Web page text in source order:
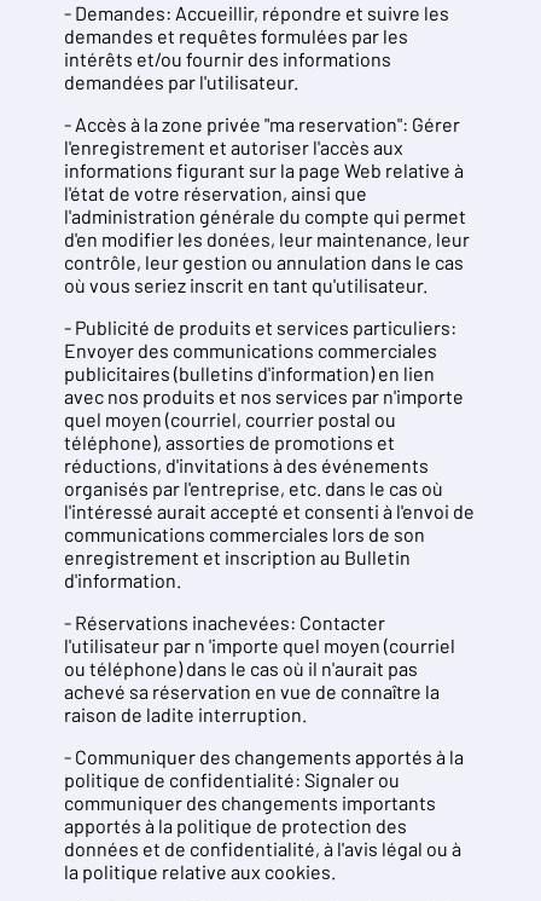
- Demandes: Accueillir, répondre et suivre les
demandes et requêtes formulées par les
intérêts et/ou fournir des informations
demandées par l'utilisateur.
- Accès à la zone privée "ma reservation": Gérer
l'enregistrement et autoriser l'accès aux
informations figurant sur la page Web relative à
l'état de votre réservation, ainsi que
l'administration générale du compte qui permet
d'en modifier les donées, leur maintenance, leur
contrôle, leur gestion ou annulation dans le cas
où vous seriez inscrit en tant qu'utilisateur.
- Publicité de produits et services particuliers:
Envoyer des communications commerciales
publicitaires (bulletins d'information) en lien
avec nos produits et nos services par n'importe
quel moyen (courriel, courrier postal ou
téléphone), assorties de promotions et
réductions, d'invitations à des événements
organisés par l'entreprise, etc. dans le cas où
l'intéressé aurait accepté et consenti à l'envoi de
communications commerciales lors de son
enregistrement et inscription au Bulletin
d'information.
- Réservations inachevées: Contacter
l'utilisateur par n 'importe quel moyen (courriel
ou téléphone) dans le cas où il n'aurait pas
achevé sa réservation en vue de connaître la
raison de ladite interruption.
- Communiquer des changements apportés à la
politique de confidentialité: Signaler ou
communiquer des changements importants
apportés à la politique de protection des
données et de confidentialité, à l'avis légal ou à
la politique relative aux cookies.